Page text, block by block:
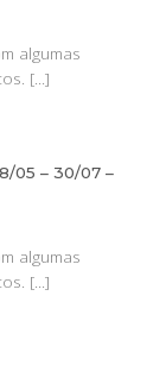
algumas
[...]
05 – 30/07 –
algumas
[...]